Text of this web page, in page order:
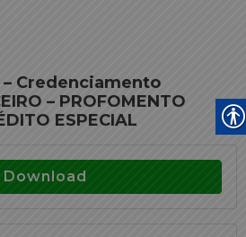
– Credenciamento
– PROFOMENTO
ESPECIAL
Download